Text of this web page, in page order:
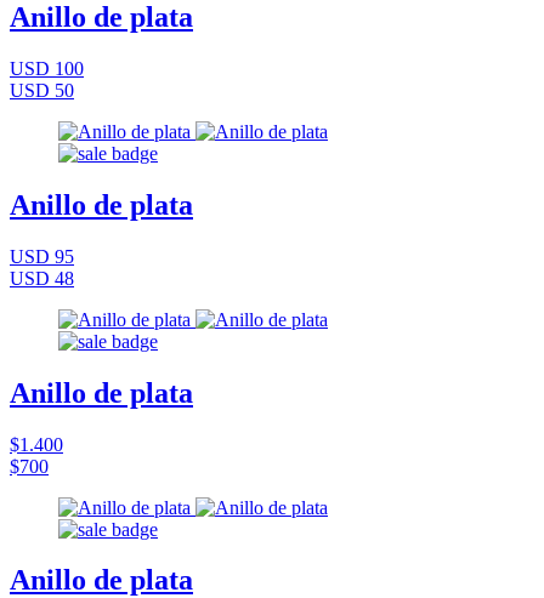
Anillo de plata
USD 100
USD 50
Anillo de plata
USD 95
USD 48
Anillo de plata
$1.400
$700
Anillo de plata